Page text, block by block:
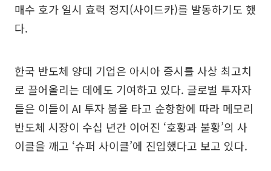
매수 호가 일시 효력 정지(사이드카)를 발동하기도 했
다.
한국 반도체 양대 기업은 아시아 증시를 사상 최고치
로 끌어올리는 데에도 기여하고 있다. 글로벌 투자자
들은 이들이 AI 투자 붐을 타고 순항함에 따라 메모리
반도체 시장이 수십 년간 이어진 ‘호황과 불황’의 사
이클을 깨고 ‘슈퍼 사이클’에 진입했다고 보고 있다.